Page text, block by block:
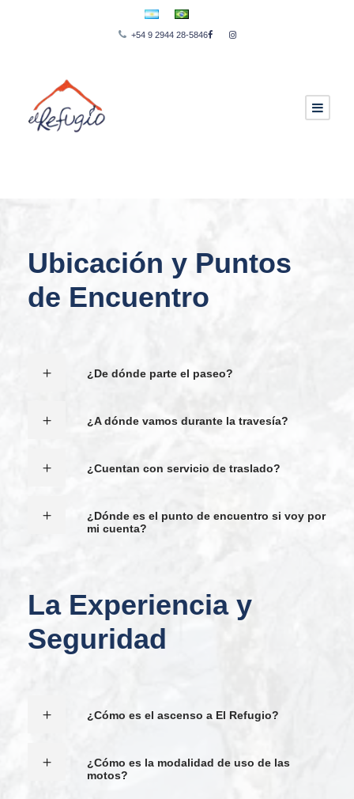
+54 9 2944 28-5846
Ubicación y Puntos
de Encuentro
¿De dónde parte el paseo?
¿A dónde vamos durante la travesía?
¿Cuentan con servicio de traslado?
¿Dónde es el punto de encuentro si voy por
mi cuenta?
La Experiencia y
Seguridad
¿Cómo es el ascenso a El Refugio?
¿Cómo es la modalidad de uso de las
motos?